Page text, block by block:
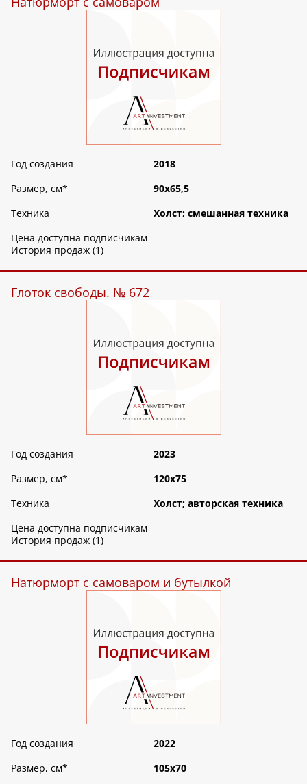
Год создания
2018
Размер, см*
90х65,5
Техника
Холст; смешанная техника
Цена доступна подписчикам
История продаж (1)
Глоток свободы. № 672
Год создания
2023
Размер, см*
120х75
Техника
Холст; авторская техника
Цена доступна подписчикам
История продаж (1)
Натюрморт с самоваром и бутылкой
Год создания
2022
Размер, см*
105х70